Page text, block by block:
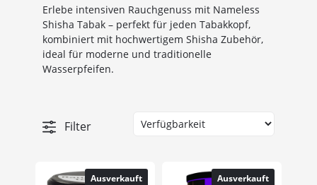
Erlebe intensiven Rauchgenuss mit Nameless
Shisha Tabak – perfekt für jeden Tabakkopf,
kombiniert mit hochwertigem Shisha Zubehör,
ideal für moderne und traditionelle
Wasserpfeifen.
Filter
Ausverkauft Ausverkauft